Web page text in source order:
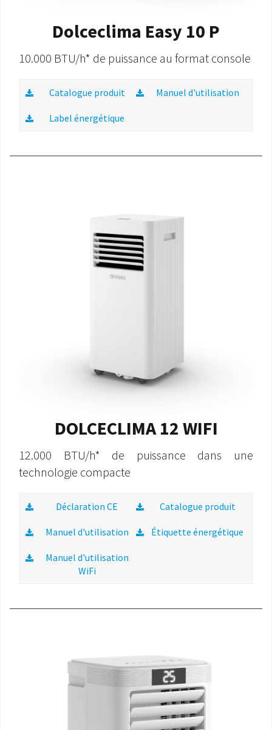
Dolceclima Easy 10 P
10.000 BTU/h* de puissance au format console
Catalogue produit Manuel d'utilisation
Label énergétique
DOLCECLIMA 12 WIFI
12.000 BTU/h* de puissance dans une
technologie compacte
Déclaration CE Catalogue produit
Manuel d'utilisation Étiquette énergétique
Manuel d'utilisation
WiFi